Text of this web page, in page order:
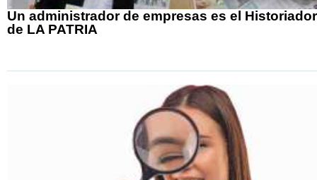
Un administrador de empresas es el Historiador
de LA PATRIA